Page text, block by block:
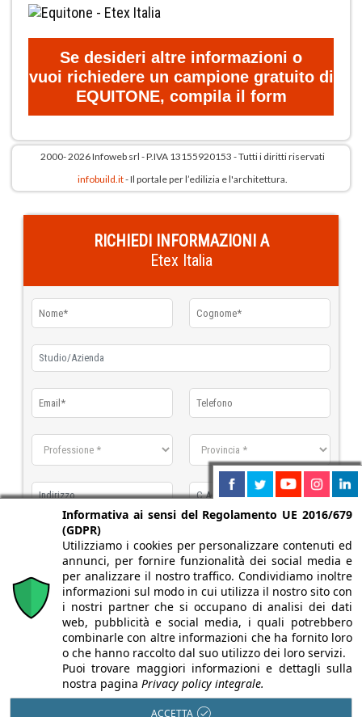
Se desideri altre informazioni o
vuoi richiedere un campione gratuito di
EQUITONE, compila il form
2000- 2026 Infoweb srl - P.IVA 13155920153 - Tutti i diritti riservati
infobuild.it- Il portale per l’edilizia e l'architettura.
RICHIEDI INFORMAZIONI A
Etex Italia
Vorrei ulteriori informazioni
Vorrei ricevere un campione
gratuito
dichiaro di aver letto e accettatol'informativa sulla privacy
Informativa ai sensi del Regolamento UE 2016/679
(GDPR)
Utilizziamo i cookies per personalizzare contenuti ed
annunci, per fornire funzionalità dei social media e
per analizzare il nostro traffico. Condividiamo inoltre
informazioni sul modo in cui utilizza il nostro sito con
i nostri partner che si occupano di analisi dei dati
web, pubblicità e social media, i quali potrebbero
combinarle con altre informazioni che ha fornito loro
o che hanno raccolto dal suo utilizzo dei loro servizi.
Puoi trovare maggiori informazioni e dettagli sulla
nostra pagina Privacy policy integrale.
ACCETTA